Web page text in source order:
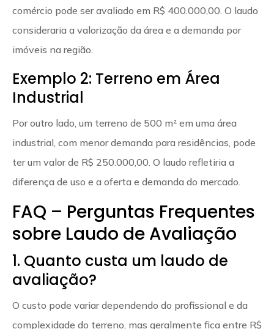
comércio pode ser avaliado em R$ 400.000,00. O laudo
consideraria a valorização da área e a demanda por
imóveis na região.
Exemplo 2: Terreno em Área
Industrial
Por outro lado, um terreno de 500 m² em uma área
industrial, com menor demanda para residências, pode
ter um valor de R$ 250.000,00. O laudo refletiria a
diferença de uso e a oferta e demanda do mercado.
FAQ – Perguntas Frequentes
sobre Laudo de Avaliação
1. Quanto custa um laudo de
avaliação?
O custo pode variar dependendo do profissional e da
complexidade do terreno, mas geralmente fica entre R$